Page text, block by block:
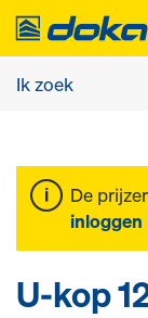
De
inloggen
U-kop